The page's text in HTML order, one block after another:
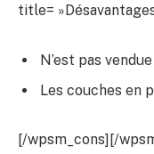
title=
N’est pas
Les couches en
[/wpsm_cons][/